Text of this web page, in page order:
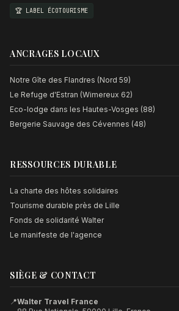
🏆 LABEL ÉCOTOURISME
ANCRAGES LOCAUX
Notre Gîte des Flandres (Nord 59)
Le Refuge d'Estran (Wimereux 62)
Eco-lodge dans les Hautes-Vosges (88)
Bergerie Sauvage des Cévennes (48)
RESSOURCES DURABLE
La charte des hôtes solidaires
Tourisme durable près de Lille
Fonds de solidarité Walter
Le manifeste de l'agence
SIÈGE & CONTACT
📍Walter Travel France